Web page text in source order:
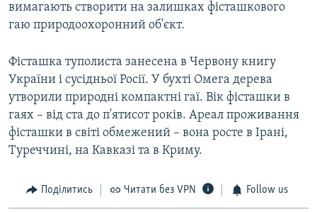
вимагають створити на залишках фісташкового
гаю природоохоронний об'єкт.
Фісташка туполиста занесена в Червону книгу
України і сусідньої Росії. У бухті Омега дерева
утворили природні компактні гаї. Вік фісташки в
гаях – від ста до п'ятисот років. Ареал проживання
фісташки в світі обмежений – вона росте в Ірані,
Туреччині, на Кавказі та в Криму.
Поділитись Читати без VPN Follow us